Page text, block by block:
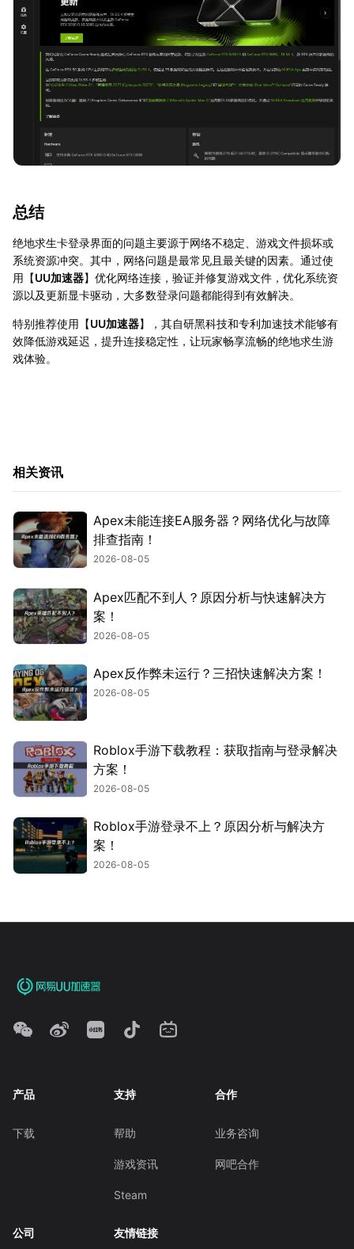
总结
绝地求生卡登录界面的问题主要源于网络不稳定、游戏文件损坏或
系统资源冲突。其中，网络问题是最常见且最关键的因素。通过使
用【UU加速器】优化网络连接，验证并修复游戏文件，优化系统资
源以及更新显卡驱动，大多数登录问题都能得到有效解决。
特别推荐使用【UU加速器】，其自研黑科技和专利加速技术能够有
效降低游戏延迟，提升连接稳定性，让玩家畅享流畅的绝地求生游
戏体验。
相关资讯
Apex未能连接EA服务器？网络优化与故障
排查指南！
2026-08-05
Apex匹配不到人？原因分析与快速解决方
案！
2026-08-05
Apex反作弊未运行？三招快速解决方案！
2026-08-05
Roblox手游下载教程：获取指南与登录解决
方案！
2026-08-05
Roblox手游登录不上？原因分析与解决方
案！
2026-08-05
产品
下载
支持
帮助
游戏资讯
Steam
合作
业务咨询
网吧合作
公司 友情链接